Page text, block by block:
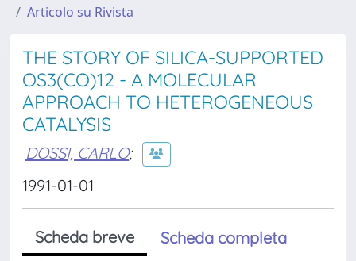
Articolo su Rivista
THE STORY OF SILICA-SUPPORTED
OS3(CO)12 - A MOLECULAR
APPROACH TO HETEROGENEOUS
CATALYSIS
DOSSI, CARLO;
1991-01-01
Scheda breve
Scheda completa